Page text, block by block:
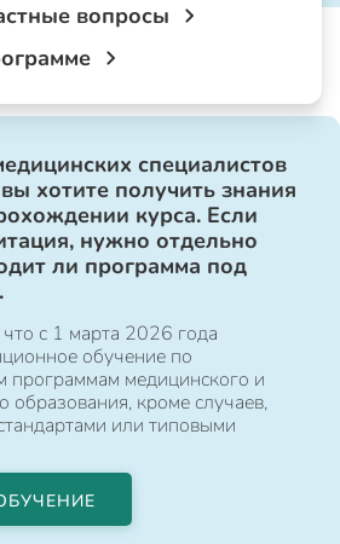
вопросы
специалистов
хотите получить знания
курса. Если
нужно отдельно
ли программа под
с 1 марта 2026 года
обучение по
программам медицинского и
образования, кроме случаев,
или типовыми